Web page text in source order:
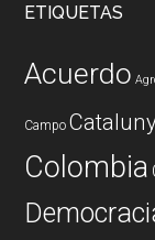
ETIQUETAS
Acuerdo
Campo
Colombia